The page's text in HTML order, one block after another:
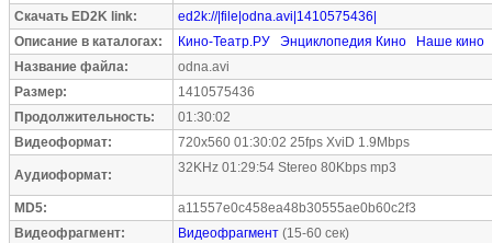
Скачать ED2K link:
ed2k://|file|odna.avi|1410575436|
Описание в каталогах:
Кино-Театр.РУ Энциклопедия Кино
Наше кино
Название файла:
odna.avi
Размер:
1410575436
Продолжительность:
01:30:02
Видеоформат:
720x560 01:30:02 25fps XviD 1.9Mbps
Аудиоформат: 32KHz 01:29:54 Stereo 80Kbps mp3
MD5:
a11557e0c458ea48b30555ae0b60c2f3
Видеофрагмент:
Видеофрагмент (15-60 сек)